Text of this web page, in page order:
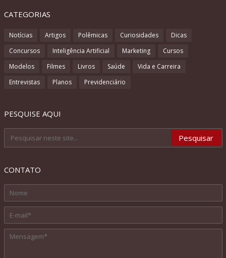
CATEGORIAS
Notícias Artigos Polêmicas Curiosidades
Dicas
Concursos
Inteligência Artificial Marketing
Cursos
Modelos
Filmes Livros Saúde
Vida e Carreira
Entrevistas
Planos Previdenciário
PESQUISE AQUI
CONTATO